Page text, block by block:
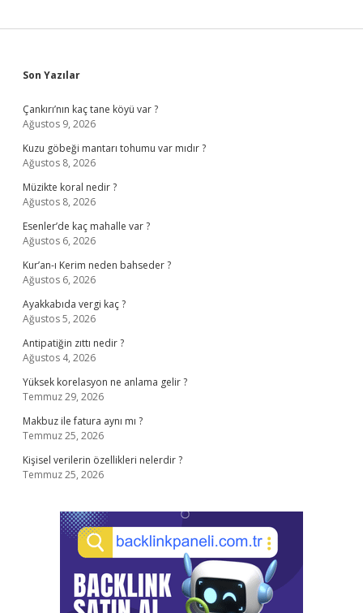
Sidebar
Son Yazılar
Çankırı’nın kaç tane köyü var ?
Ağustos 9, 2026
Kuzu göbeği mantarı tohumu var mıdır ?
Ağustos 8, 2026
Müzikte koral nedir ?
Ağustos 8, 2026
Esenler’de kaç mahalle var ?
Ağustos 6, 2026
Kur’an-ı Kerim neden bahseder ?
Ağustos 6, 2026
Ayakkabıda vergi kaç ?
Ağustos 5, 2026
Antipatiğin zıttı nedir ?
Ağustos 4, 2026
Yüksek korelasyon ne anlama gelir ?
Temmuz 29, 2026
Makbuz ile fatura aynı mı ?
Temmuz 25, 2026
Kişisel verilerin özellikleri nelerdir ?
Temmuz 25, 2026